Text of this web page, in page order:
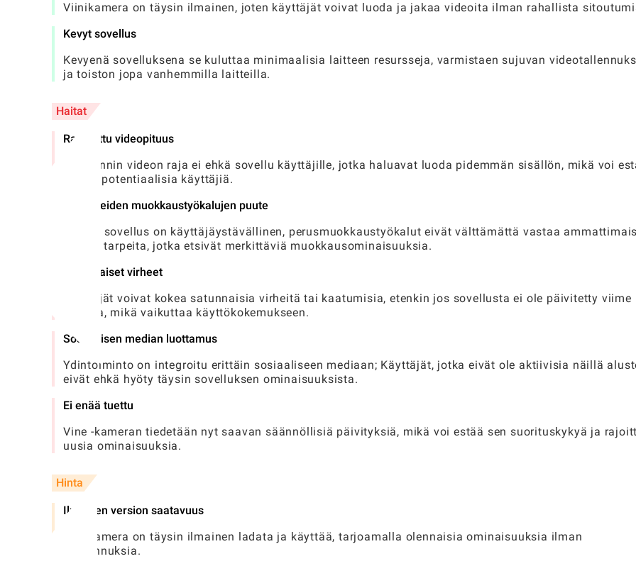
Viinikamera on täysin ilmainen, joten käyttäjät voivat luoda ja jakaa videoita ilman rahallista
Kevyt sovellus
Kevyenä sovelluksena se kuluttaa minimaalisia laitteen resursseja, varmistaen sujuvan
ja toiston jopa vanhemmilla laitteilla.
Haitat
Rajoitettu videopituus
6 sekunnin videon raja ei ehkä sovellu käyttäjille, jotka haluavat luoda pidemmän sisällön, mikä voi
joitain potentiaalisia käyttäjiä.
Edistyneiden muokkaustyökalujen puute
Vaikka sovellus on käyttäjäystävällinen, perusmuokkaustyökalut eivät välttämättä vastaa
luojien tarpeita, jotka etsivät merkittäviä muokkausominaisuuksia.
Satunnaiset virheet
Käyttäjät voivat kokea satunnaisia ​​virheitä tai kaatumisia, etenkin jos sovellusta ei ole päivitetty viime
aikoina, mikä vaikuttaa käyttökokemukseen.
Sosiaalisen median luottamus
Ydintoiminto on integroitu erittäin sosiaaliseen mediaan; Käyttäjät, jotka eivät ole aktiivisia näillä
eivät ehkä hyöty täysin sovelluksen ominaisuuksista.
Ei enää tuettu
Vine -kameran tiedetään nyt saavan säännöllisiä päivityksiä, mikä voi estää sen suorituskykyä ja
uusia ominaisuuksia.
Hinta
Ilmainen version saatavuus
Viinikamera on täysin ilmainen ladata ja käyttää, tarjoamalla olennaisia ​​ominaisuuksia ilman
kustannuksia.